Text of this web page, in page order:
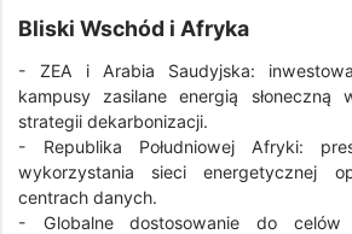
Bliski Wschód i Afryka
- ZEA i Arabia Saudyjska:
kampusy zasilane energią słoneczną
strategii dekarbonizacji.
- Republika Południowej Afryki:
wykorzystania sieci energetycznej
centrach danych.
- Globalne dostosowanie do celów